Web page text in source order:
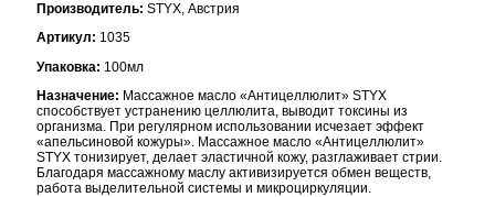
Производитель: STYX, Австрия
Артикул: 1035
Упаковка: 100мл
Назначение: Массажное масло «Антицеллюлит» STYX
способствует устранению целлюлита, выводит токсины из
организма. При регулярном использовании исчезает эффект
«апельсиновой кожуры». Массажное масло «Антицеллюлит»
STYX тонизирует, делает эластичной кожу, разглаживает стрии.
Благодаря массажному маслу активизируется обмен веществ,
работа выделительной системы и микроциркуляции.